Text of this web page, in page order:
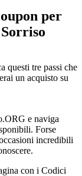
per
questi tre passi che
un acquisto su
e naviga
Forse
incredibili
con i Codici